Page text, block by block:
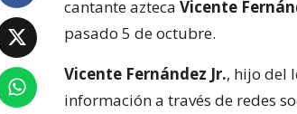
cantante azteca Vicente
pasado 5 de octubre.
Vicente Fernández Jr., hijo del
información a través de redes